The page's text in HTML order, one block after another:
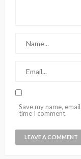
Save my name,
time I comment.